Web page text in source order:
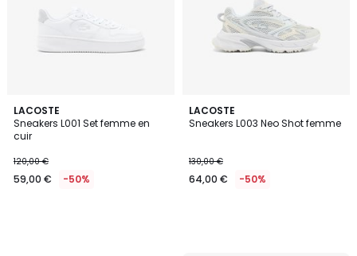
LACOSTE
Sneakers L001 Set femme en
cuir
120,00 €
59,00 € -50%
LACOSTE
Sneakers L003 Neo Shot femme
130,00 €
64,00 € -50%